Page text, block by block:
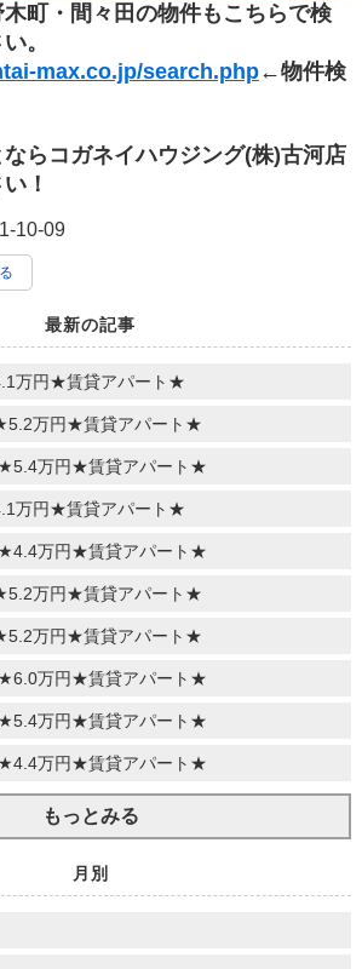
町・間々田の物件もこちらで検
。
max.co.jp/search.php←物件検
らコガネイハウジング(株)古河店
！
10-09
最新の記事
万円★賃貸アパート★
万円★賃貸アパート★
万円★賃貸アパート★
万円★賃貸アパート★
万円★賃貸アパート★
万円★賃貸アパート★
万円★賃貸アパート★
万円★賃貸アパート★
万円★賃貸アパート★
万円★賃貸アパート★
もっとみる
月別